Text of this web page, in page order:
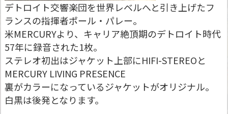
デトロイト交響楽団を世界レベルへと引き上げたフ
ランスの指揮者ポール・パレー。
米MERCURYより、キャリア絶頂期のデトロイト時代
57年に録音された1枚。
ステレオ初出はジャケット上部にHIFI-STEREOと
MERCURY LIVING PRESENCE
裏がカラーになっているジャケットがオリジナル。
白黒は後発となります。